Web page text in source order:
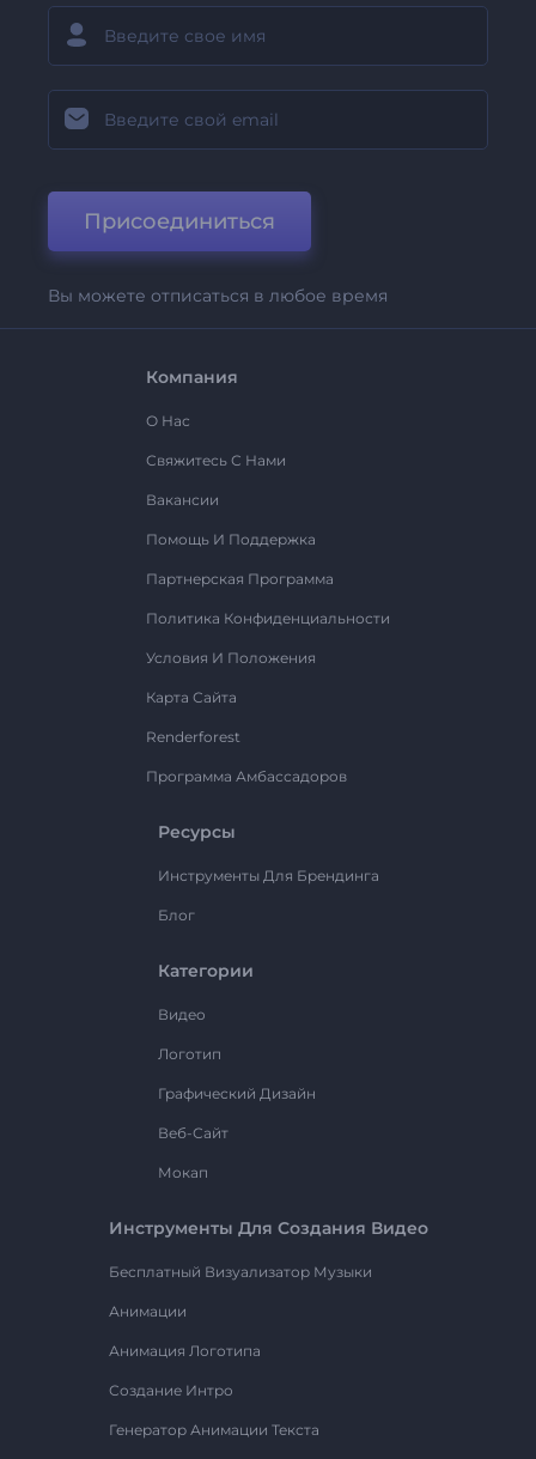
Присоединиться
Вы можете отписаться в любое время
Компания
О Нас
Свяжитесь С Нами
Вакансии
Помощь И Поддержка
Партнерская Программа
Политика Конфиденциальности
Условия И Положения
Карта Сайта
Renderforest
Программа Амбассадоров
Ресурсы
Инструменты Для Брендинга
Блог
Категории
Видео
Логотип
Графический Дизайн
Веб-Сайт
Мокап
Инструменты Для Создания Видео
Бесплатный Визуализатор Музыки
Анимации
Анимация Логотипа
Создание Интро
Генератор Анимации Текста